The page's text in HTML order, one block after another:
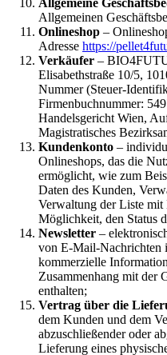
Allgemeine
Allgemeinen
Onlineshop –
Adresse https://
Verkäufer –
Elisabethstraße 10/5,
Nummer (Steuer-
Firmenbuchnummer:
Handelsgericht Wien,
Magistratisches
Kundenkonto –
Onlineshops, das die
ermöglicht, wie zum
Daten des Kunden,
Verwaltung der Liste
Möglichkeit, den Status
Newsletter –
von E-Mail-Nachrichten
kommerzielle
Zusammenhang mit der
enthalten;
Vertrag über die
dem Kunden und dem
abzuschließender oder
Lieferung eines